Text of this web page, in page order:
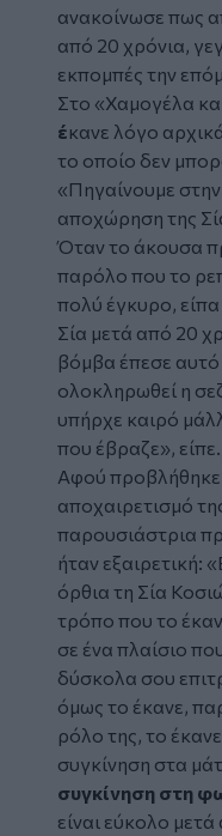
ανακοίνωσε πως
από 20 χρόνια,
εκπομπές την
Στο «Χαμογέλα
έκανε λόγο
το οποίο δεν
«Πηγαίνουμε
αποχώρηση της
Όταν το άκουσα
παρόλο που το
πολύ έγκυρο, είπα
Σία μετά από 20
βόμβα έπεσε αυτό
ολοκληρωθεί η
υπήρχε καιρό
που έβραζε», είπε.
Αφού προβλήθηκε
αποχαιρετισμό
παρουσιάστρια
ήταν εξαιρετική:
όρθια τη Σία
τρόπο που το
σε ένα πλαίσιο
δύσκολα σου
όμως το έκανε,
ρόλο της, το
συγκίνηση στα
συγκίνηση στη
είναι εύκολο